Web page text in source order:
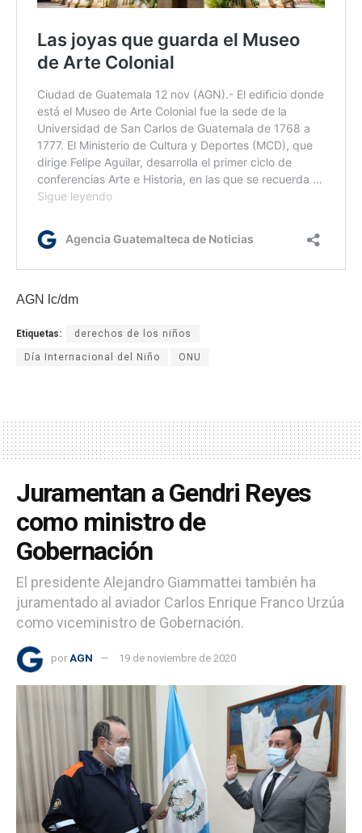
AGN lc/dm
Etiquetas: derechos de los niños
Día Internacional del Niño ONU
Juramentan a Gendri Reyes
como ministro de
Gobernación
El presidente Alejandro Giammattei también ha
juramentado al aviador Carlos Enrique Franco Urzúa
como viceministro de Gobernación.
por AGN 19 de noviembre de 2020